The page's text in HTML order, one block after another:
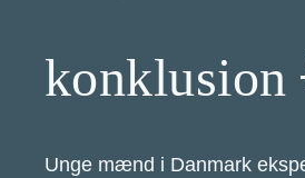
konklusion
Unge mænd i Danmark